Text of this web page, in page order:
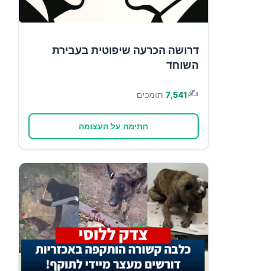
דרושה הכרעה שיפוטית בעבירת
השוחד
✍️
7,541 תומכים
חתימה על העצומה